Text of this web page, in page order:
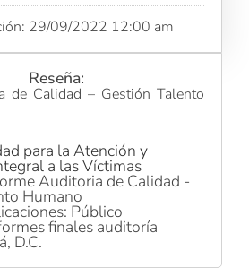
29/09/2022 12:00 am
Reseña:
de Calidad – Gestión Talento
para la Atención y
a las Víctimas
Auditoria de Calidad -
Humano
Público
finales auditoría
D.C.